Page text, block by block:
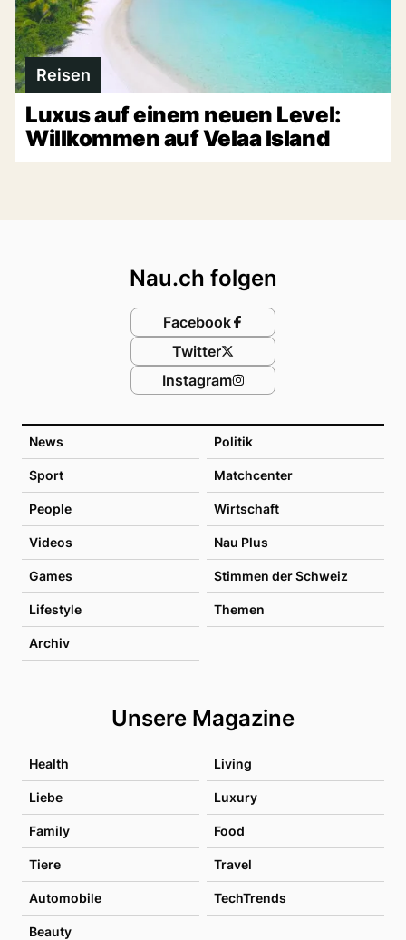
Reisen
Luxus auf einem neuen Level:
Willkommen auf Velaa Island
News Politik
Sport Matchcenter
People Wirtschaft
Videos Nau Plus
Games Stimmen der Schweiz
Lifestyle Themen
Archiv
Unsere Magazine
Health Living
Liebe Luxury
Family Food
Tiere Travel
Automobile TechTrends
Beauty
Nau.ch folgen
Facebook
Twitter
Instagram